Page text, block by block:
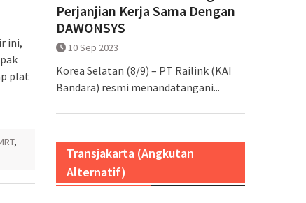
ini,
plat
,
Perjanjian Kerja Sama Dengan
DAWONSYS
10 Sep 2023
Korea Selatan (8/9) – PT Railink (KAI
Bandara) resmi menandatangani...
Transjakarta (Angkutan
Alternatif)